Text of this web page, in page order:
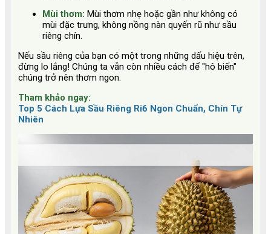
Mùi thơm: Mùi thơm nhẹ hoặc gần như không có
mùi đặc trưng, không nồng nàn quyến rũ như sầu
riêng chín.
Nếu sầu riêng của bạn có một trong những dấu hiệu trên,
đừng lo lắng! Chúng ta vẫn còn nhiều cách để "hô biến"
chúng trở nên thơm ngon.
Tham khảo ngay:
Top 5 Cách Lựa Sầu Riêng Ri6 Ngon Chuẩn, Chín Tự
Nhiên